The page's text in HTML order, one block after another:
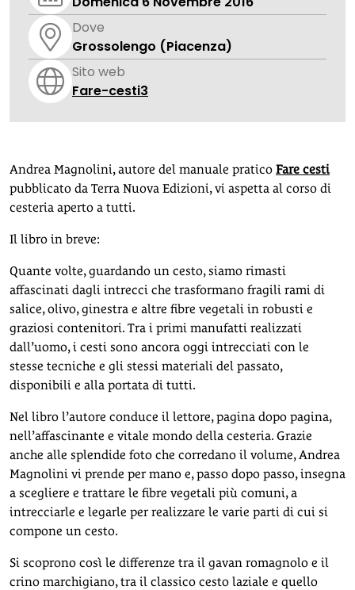
Dove
Grossolengo (Piacenza)
Sito web
Fare-cesti3
Andrea Magnolini, autore del manuale pratico Fare cesti
pubblicato da Terra Nuova Edizioni, vi aspetta al corso di
cesteria aperto a tutti.
Il libro in breve:
Quante volte, guardando un cesto, siamo rimasti
affascinati dagli intrecci che trasformano fragili rami di
salice, olivo, ginestra e altre fibre vegetali in robusti e
graziosi contenitori. Tra i primi manufatti realizzati
dall’uomo, i cesti sono ancora oggi intrecciati con le
stesse tecniche e gli stessi materiali del passato,
disponibili e alla portata di tutti.
Nel libro l’autore conduce il lettore, pagina dopo pagina,
nell’affascinante e vitale mondo della cesteria. Grazie
anche alle splendide foto che corredano il volume, Andrea
Magnolini vi prende per mano e, passo dopo passo, insegna
a scegliere e trattare le fibre vegetali più comuni, a
intrecciarle e legarle per realizzare le varie parti di cui si
compone un cesto.
Si scoprono così le differenze tra il gavan romagnolo e il
crino marchigiano, tra il classico cesto laziale e quello